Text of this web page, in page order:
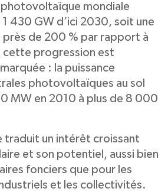
photovoltaïque mondiale
430 GW d’ici 2030, soit une
de 200 % par rapport à
cette progression est
: la puissance
photovoltaïques au sol
MW en 2010 à plus de 8 000
traduit un intérêt croissant
et son potentiel, aussi bien
fonciers que pour les
et les collectivités.